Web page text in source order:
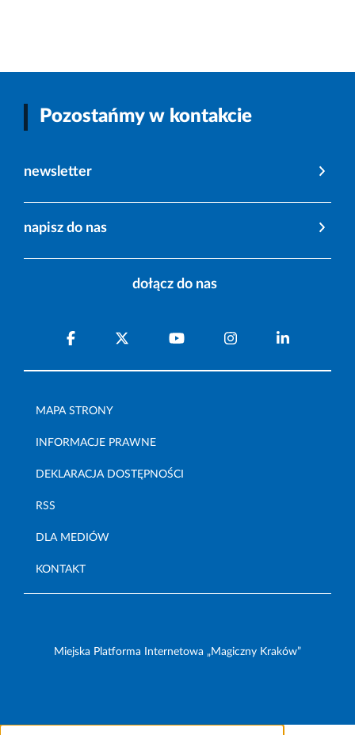
Pozostańmy w kontakcie
newsletter
napisz do nas
dołącz do nas
MAPA STRONY
INFORMACJE PRAWNE
DEKLARACJA DOSTĘPNOŚCI
RSS
DLA MEDIÓW
KONTAKT
Miejska Platforma Internetowa „Magiczny Kraków”